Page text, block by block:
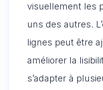
visuellement les
uns des autres.
lignes peut être
améliorer la
s’adapter à